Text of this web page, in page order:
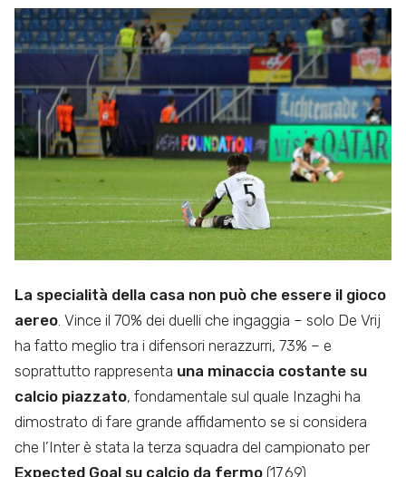
La specialità della casa non può che essere il gioco
aereo . Vince il 70% dei duelli che ingaggia – solo De Vrij
ha fatto meglio tra i difensori nerazzurri, 73% – e
soprattutto rappresenta una minaccia costante su
calcio piazzato, fondamentale sul quale Inzaghi ha
dimostrato di fare grande affidamento se si considera
che l’Inter è stata la terza squadra del campionato per
Expected Goal su calcio da fermo (17.69).